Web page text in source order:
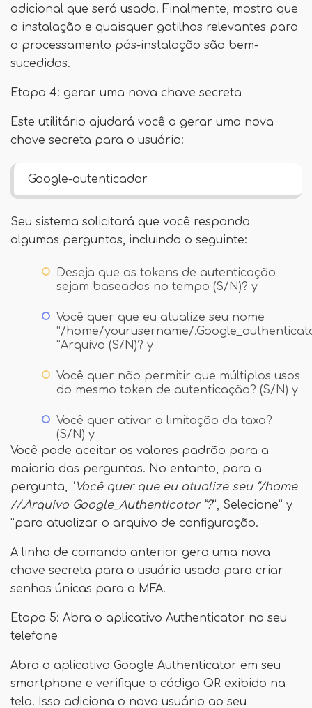
adicional que será usado. Finalmente, mostra que
a instalação e quaisquer gatilhos relevantes para
o processamento pós-instalação são bem-
sucedidos.
Etapa 4: gerar uma nova chave secreta
Este utilitário ajudará você a gerar uma nova
chave secreta para o usuário:
Google-autenticador
Seu sistema solicitará que você responda
algumas perguntas, incluindo o seguinte:
Deseja que os tokens de autenticação
sejam baseados no tempo (S/N)? y
Você quer que eu atualize seu nome
“/home/yourusername/
”Arquivo (S/N)? y
Você quer não permitir que múltiplos usos
do mesmo token de autenticação? (S/N) y
Você quer ativar a limitação da taxa?
(S/N) y
Você pode aceitar os valores padrão para a
maioria das perguntas. No entanto, para a
pergunta, “ Você quer que eu atualize seu “/home
//.Arquivo Google_Authenticator ”?“, Selecione“ y
”para atualizar o arquivo de configuração.
A linha de comando anterior gera uma nova
chave secreta para o usuário usado para criar
senhas únicas para o MFA.
Etapa 5: Abra o aplicativo Authenticator no seu
telefone
Abra o aplicativo Google Authenticator em seu
smartphone e verifique o código QR exibido na
tela. Isso adiciona o novo usuário ao seu